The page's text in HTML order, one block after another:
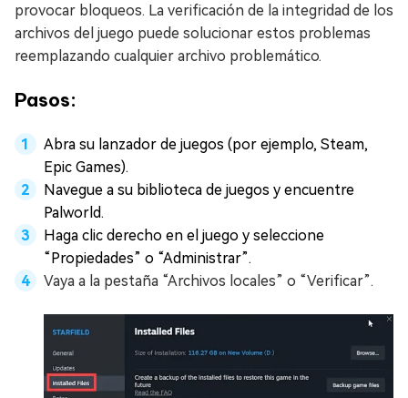
provocar bloqueos. La verificación de la integridad de los
archivos del juego puede solucionar estos problemas
reemplazando cualquier archivo problemático.
Pasos:
Abra su lanzador de juegos (por ejemplo, Steam,
Epic Games).
Navegue a su biblioteca de juegos y encuentre
Palworld.
Haga clic derecho en el juego y seleccione
“Propiedades” o “Administrar”.
Vaya a la pestaña “Archivos locales” o “Verificar”.